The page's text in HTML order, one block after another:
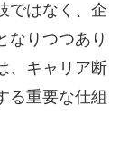
ではなく、企
なりつつあり
、キャリア断
る重要な仕組